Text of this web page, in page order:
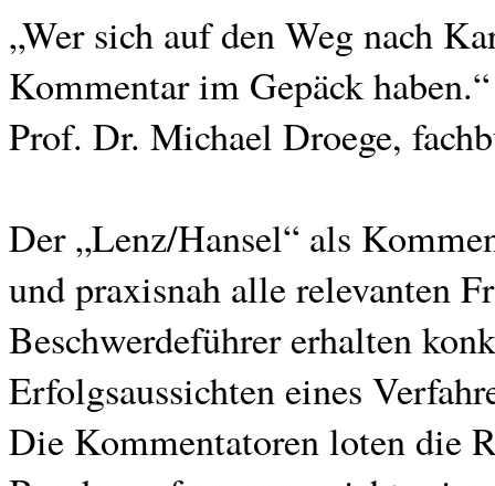
„Wer sich auf den Weg nach
Kommentar im Gepäck haben.“
Prof. Dr. Michael Droege,
Der „Lenz/Hansel“ als
und praxisnah alle relevanten
Beschwerdeführer erhalten
Erfolgsaussichten eines
Die Kommentatoren loten die